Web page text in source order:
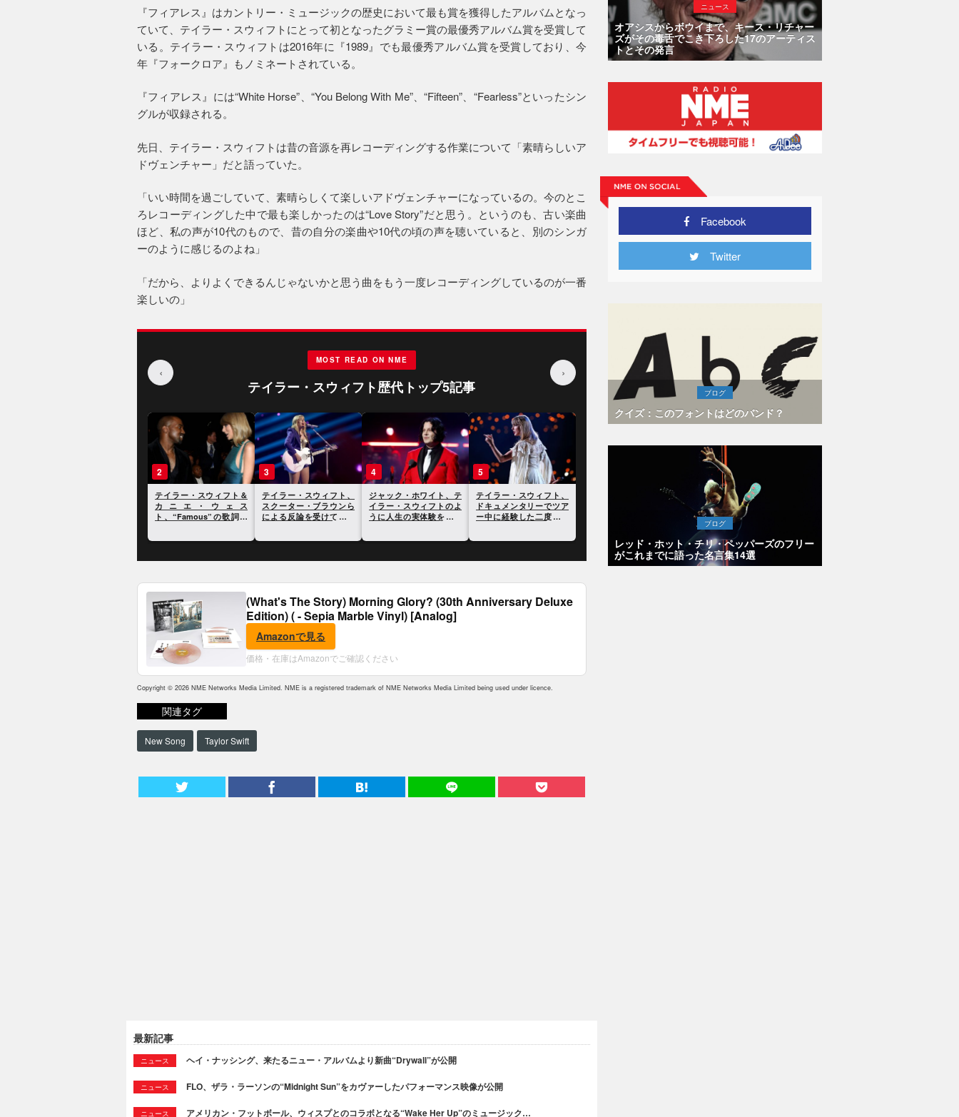
『フィアレス』はカントリー・ミュージックの歴史において最も賞を獲得したアルバムとなっ
ていて、テイラー・スウィフトにとって初となったグラミー賞の最優秀アルバム賞を受賞して
いる。テイラー・スウィフトは2016年に『1989』でも最優秀アルバム賞を受賞しており、今
年『フォークロア』もノミネートされている。
『フィアレス』には“White Horse”、“You Belong With Me”、“Fifteen”、“Fearless”といったシン
グルが収録される。
先日、テイラー・スウィフトは昔の音源を再レコーディングする作業について「素晴らしいア
ドヴェンチャー」だと語っていた。
「いい時間を過ごしていて、素晴らしくて楽しいアドヴェンチャーになっているの。今のとこ
ろレコーディングした中で最も楽しかったのは“Love Story”だと思う。というのも、古い楽曲
ほど、私の声が10代のもので、昔の自分の楽曲や10代の頃の声を聴いていると、別のシンガ
ーのように感じるのよね」
「だから、よりよくできるんじゃないかと思う曲をもう一度レコーディングしているのが一番
楽しいの」
‹
MOST READ ON NME
テイラー・スウィフト歴代トップ5記事
›
テイラー・スウィフト、
2020年の大統領選挙に向
けてドナルド・トランプ
2
テイラー・スウィフト＆
カニエ・ウェス
ト、“Famous”の歌詞を
テイラー・スウィフト、
スクーター・ブラウンら
による反論を受けてさら
4
ジャック・ホワイト、テ
イラー・スウィフトのよ
うに人生の実体験を歌詞
いと語る
テイラー・スウィフト、
ドキュメンタリーでツア
ー中に経験した二度の破
(What's The Story) Morning Glory? (30th Anniversary Deluxe
Edition) ( - Sepia Marble Vinyl) [Analog]
Amazonで見る
価格・在庫はAmazonでご確認ください
Copyright © 2026 NME Networks Media Limited. NME is a registered trademark of NME Networks Media Limited being used under licence.
関連タグ
New Song Taylor Swift
最新記事
ニュース ヘイ・ナッシング、来たるニュー・アルバムより新曲“Drywall”が公開
ニュース FLO、ザラ・ラーソンの“Midnight Sun”をカヴァーしたパフォーマンス映像が公開
ニュース アメリカン・フットボール、ウィスプとのコラボとなる“Wake Her Up”のミュージック…
ニュース
オアシスからボウイまで、キース・リチャー
ズがその毒舌でこき下ろした17のアーティス
トとその発言
Facebook
Twitter
ブログ
クイズ：このフォントはどのバンド？
ブログ
レッド・ホット・チリ・ペッパーズのフリー
がこれまでに語った名言集14選